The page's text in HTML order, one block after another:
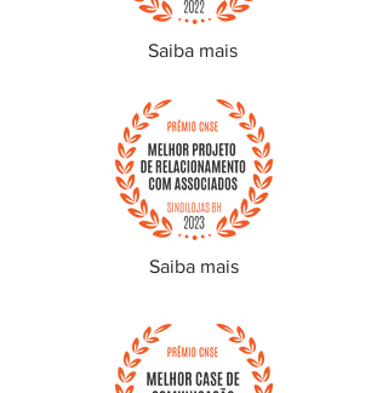
Saiba mais
Saiba mais